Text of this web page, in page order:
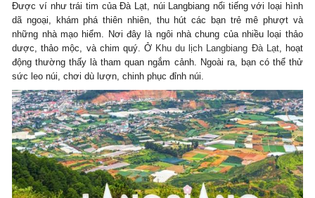
Được ví như trái tim của Đà Lạt, núi Langbiang nổi tiếng với loại hình
dã ngoại, khám phá thiên nhiên, thu hút các bạn trẻ mê phượt và
những nhà mạo hiểm. Nơi đây là ngôi nhà chung của nhiều loại thảo
dược, thảo mộc, và chim quý. Ở Khu du lịch Langbiang Đà Lạt, hoạt
động thường thấy là tham quan ngắm cảnh. Ngoài ra, bạn có thể thử
sức leo núi, chơi dù lượn, chinh phục đỉnh núi.